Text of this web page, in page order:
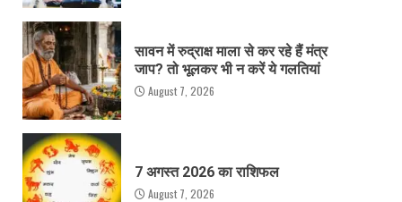
सावन में रुद्राक्ष माला से कर रहे हैं मंत्र
जाप? तो भूलकर भी न करें ये गलतियां
August 7, 2026
7 अगस्त 2026 का राशिफल
August 7, 2026